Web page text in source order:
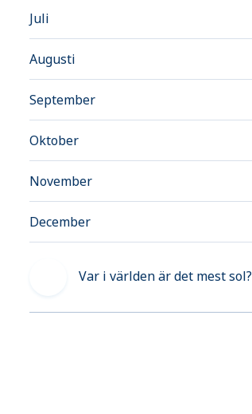
Juli
Augusti
September
Oktober
November
December
Var i världen är det mest sol?